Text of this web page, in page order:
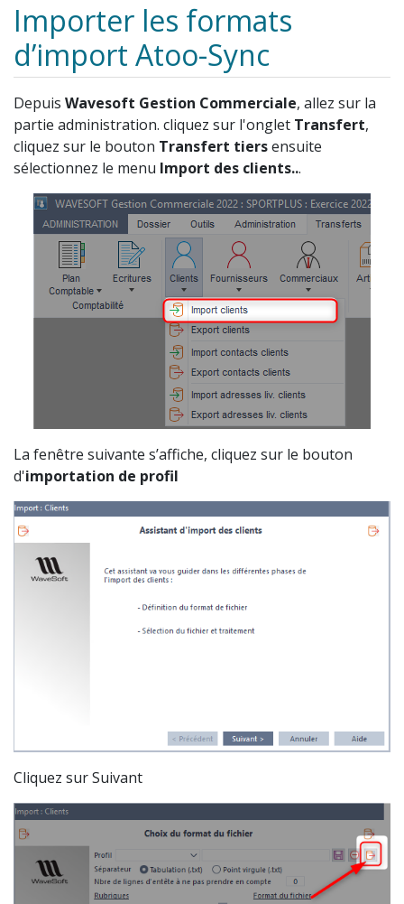
Importer les formats
d’import Atoo-Sync
Depuis Wavesoft Gestion Commerciale, allez sur la
partie administration. cliquez sur l'onglet Transfert,
cliquez sur le bouton Transfert tiersensuite
sélectionnez le menu Import des clients...
La fenêtre suivante s’affiche, cliquez sur le bouton
d'importation de profil
Cliquez sur Suivant